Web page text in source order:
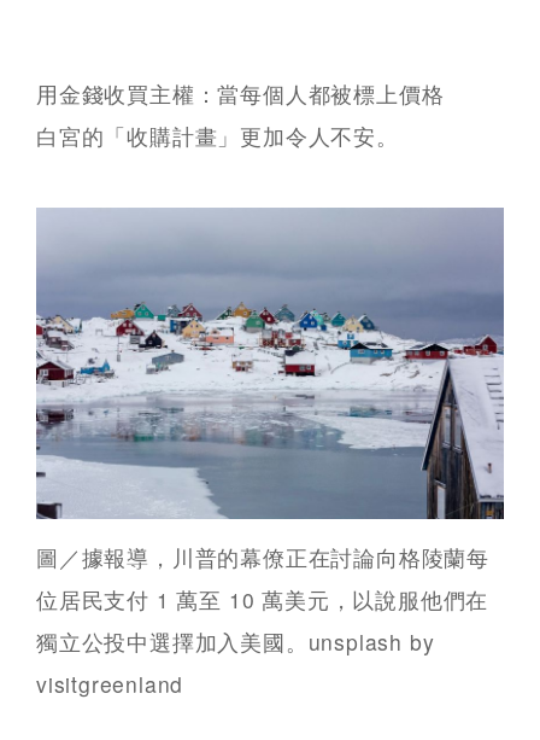
用金錢收買主權：當每個人都被標上價格
白宮的「收購計畫」更加令人不安。
圖／據報導，川普的幕僚正在討論向格陵蘭每
位居民支付 1 萬至 10 萬美元，以說服他們在
獨立公投中選擇加入美國。unsplash by
visitgreenland